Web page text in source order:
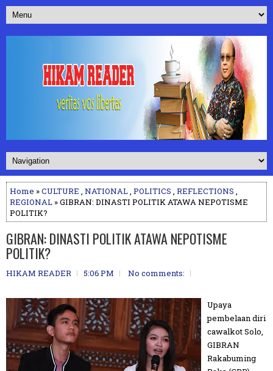
Home »CULTURE , NATIONAL, POLITICS , REFLECTIONS ,
REGIONAL » GIBRAN: DINASTI POLITIK ATAWA NEPOTISME
POLITIK?
GIBRAN: DINASTI POLITIK ATAWA NEPOTISME
POLITIK?
HIKAM READER 5:06 PM No comments:
Upaya
pembelaan diri
cawalkot Solo,
GIBRAN
Rakabuming